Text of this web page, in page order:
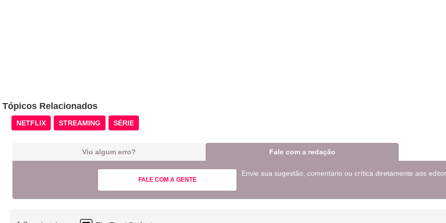
Tópicos Relacionados
NETFLIX STREAMING SÉRIE
Viu algum erro? Fale com a redação
FALE COM A GENTE
Envie sua sugestão, comentário ou crítica diretamente aos